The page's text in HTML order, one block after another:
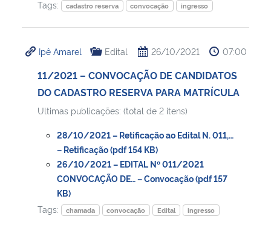
Tags:
cadastro reserva convocação ingresso
Ipê Amarel Edital 26/10/2021 07:00
11/2021 – CONVOCAÇÃO DE CANDIDATOS
DO CADASTRO RESERVA PARA MATRÍCULA
Ultimas publicações: (total de 2 itens)
28/10/2021 – Retificação ao Edital N. 011,…
– Retificação (pdf 154 KB)
26/10/2021 – EDITAL Nº 011/2021
CONVOCAÇÃO DE… – Convocação (pdf 157
KB)
Tags:
chamada convocação Edital ingresso